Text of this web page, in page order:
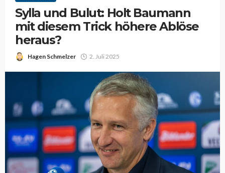
Sylla und Bulut: Holt Baumann
mit diesem Trick höhere Ablöse
heraus?
Hagen Schmelzer 2. Juli 2025